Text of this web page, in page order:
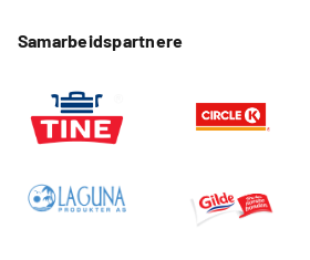
Samarbeidspartnere